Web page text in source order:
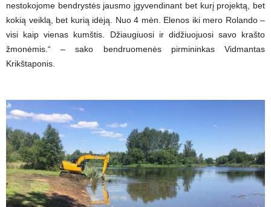
nestokojome bendrystės jausmo įgyvendinant bet kurį projektą, bet
kokią veiklą, bet kurią idėją. Nuo 4 mėn. Elenos iki mero Rolando –
visi kaip vienas kumštis. Džiaugiuosi ir didžiuojuosi savo krašto
žmonėmis.“ – sako bendruomenės pirmininkas Vidmantas
Krikštaponis.